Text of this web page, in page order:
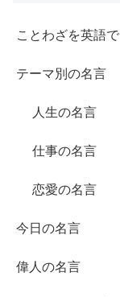
ことわざを英語で
テーマ別の名言
人生の名言
仕事の名言
恋愛の名言
今日の名言
偉人の名言